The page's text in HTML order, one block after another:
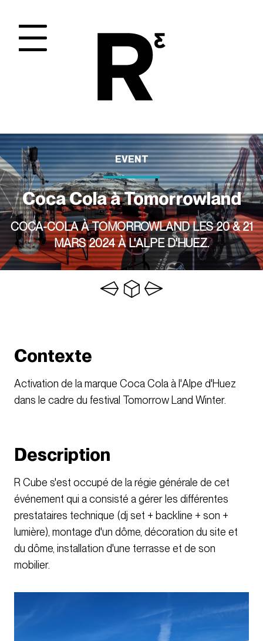
EVENT
Coca Cola à Tomorrowland
COCA-COLA À TOMORROWLAND LES 20 & 21
MARS 2024 À L'ALPE D'HUEZ.
Contexte
Activation de la marque Coca Cola à l'Alpe d'Huez
dans le cadre du festival Tomorrow Land Winter.
Description
R Cube s'est occupé de la régie générale de cet
événement qui a consisté a gérer les différentes
prestataires technique (dj set + backline + son +
lumière), montage d'un dôme, décoration du site et
du dôme, installation d'une terrasse et de son
mobilier.